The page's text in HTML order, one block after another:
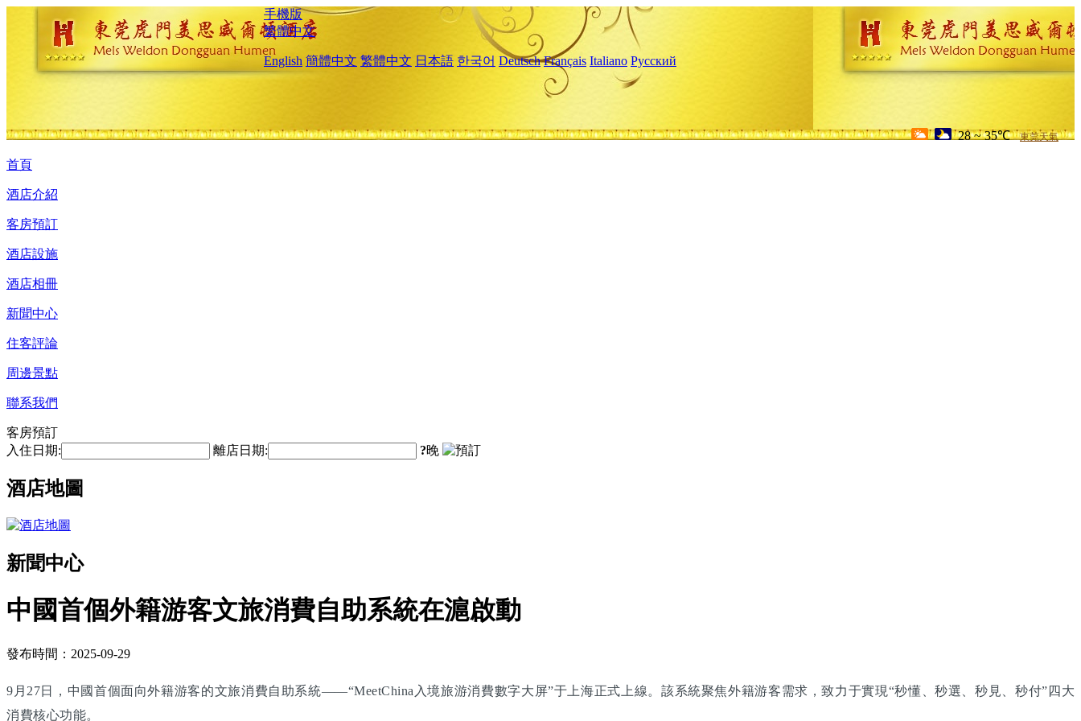
手機版
繁體中文
English 簡體中文 繁體中文 日本語 한국어 Deutsch Français Italiano Русский
28 ~ 35℃ 東莞天氣
首頁
酒店介紹
客房預訂
酒店設施
酒店相冊
新聞中心
住客評論
周邊景點
聯系我們
客房預訂
入住日期:
離店日期: ?晚
酒店地圖
新聞中心
中國首個外籍游客文旅消費自助系統在滬啟動
發布時間：2025-09-29
9月27日，中國首個面向外籍游客的文旅消費自助系統——“MeetChina入境旅游消費數字大屏”于上海正式上線。該系統聚焦外籍游客需求，致力于實現“秒懂、秒選、秒見、秒付”四大
消費核心功能。